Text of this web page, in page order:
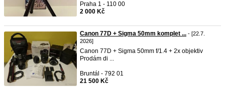
Praha 1 - 110 00
2 000 Kč
Canon 77D + Sigma 50mm komplet ... - [22.7.
2026]
Canon 77D + Sigma 50mm f/1.4 + 2x objektiv
Prodám di ...
Bruntál - 792 01
21 500 Kč